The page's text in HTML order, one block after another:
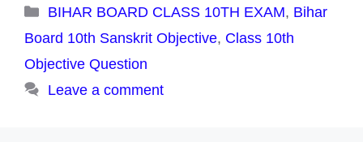
Categories
BIHAR BOARD CLASS 10TH EXAM, Bihar
Board 10th Sanskrit Objective, Class 10th
Objective Question
Leave a comment